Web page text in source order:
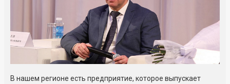
В нашем регионе есть предприятие, которое выпускает